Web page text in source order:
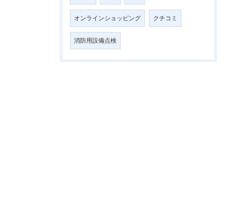
オンラインショッピング クチコミ
消防用設備点検